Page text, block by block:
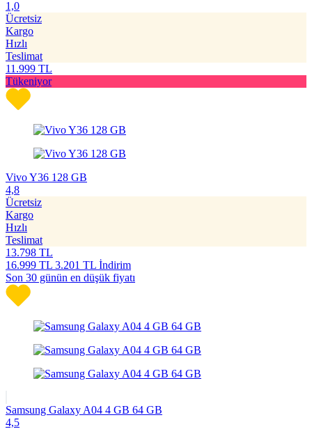
1,0
Ücretsiz
Kargo
Hızlı
Teslimat
11.999 TL
Tükeniyor
Vivo Y36 128 GB
4,8
Ücretsiz
Kargo
Hızlı
Teslimat
13.798 TL
16.999 TL 3.201 TL İndirim
Son 30 günün en düşük fiyatı
Samsung Galaxy A04 4 GB 64 GB
4,5